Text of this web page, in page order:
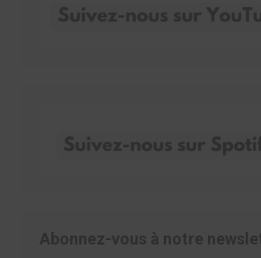
Abonnez-vous à notre